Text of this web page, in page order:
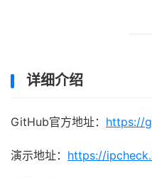
详细介绍
GitHub官方地址： https://
演示地址： https://